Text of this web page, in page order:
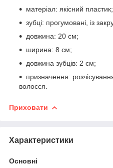
матеріал: якісний пластик;
зубці: прогумовані, із
довжина: 20 см;
ширина: 8 см;
довжина зубців: 2 см;
призначення:
волосся.
Приховати
Характеристики
Основні